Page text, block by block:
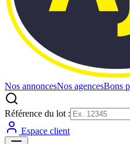
Nos annoncesNos agencesBons
Référence du lot :
Espace client